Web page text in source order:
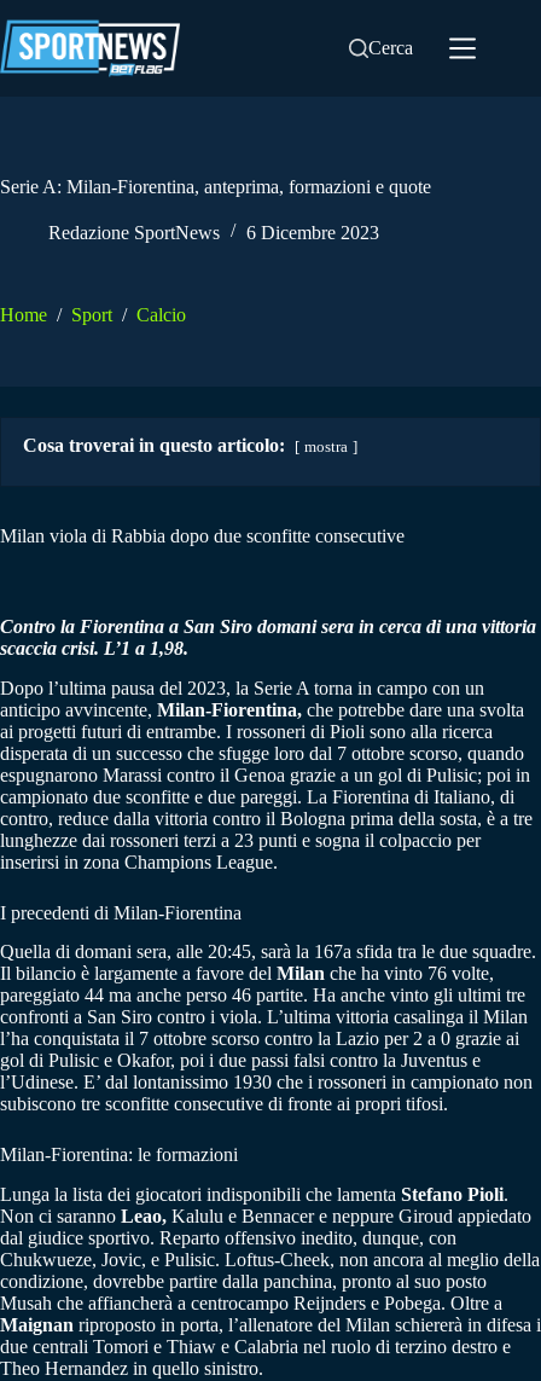
al
contenuto
Cerca
Serie A: Milan-Fiorentina, anteprima, formazioni e quote
Redazione SportNews 6 Dicembre 2023
Home / Sport / Calcio
Cosa troverai in questo articolo: mostra
Milan viola di Rabbia dopo due sconfitte consecutive
Contro la Fiorentina a San Siro domani sera in cerca di una vittoria
scaccia crisi. L’1 a 1,98.
Dopo l’ultima pausa del 2023, la Serie A torna in campo con un
anticipo avvincente, Milan-Fiorentina, che potrebbe dare una svolta
ai progetti futuri di entrambe. I rossoneri di Pioli sono alla ricerca
disperata di un successo che sfugge loro dal 7 ottobre scorso, quando
espugnarono Marassi contro il Genoa grazie a un gol di Pulisic; poi in
campionato due sconfitte e due pareggi. La Fiorentina di Italiano, di
contro, reduce dalla vittoria contro il Bologna prima della sosta, è a tre
lunghezze dai rossoneri terzi a 23 punti e sogna il colpaccio per
inserirsi in zona Champions League.
I precedenti di Milan-Fiorentina
Quella di domani sera, alle 20:45, sarà la 167a sfida tra le due squadre.
Il bilancio è largamente a favore del Milan che ha vinto 76 volte,
pareggiato 44 ma anche perso 46 partite. Ha anche vinto gli ultimi tre
confronti a San Siro contro i viola. L’ultima vittoria casalinga il Milan
l’ha conquistata il 7 ottobre scorso contro la Lazio per 2 a 0 grazie ai
gol di Pulisic e Okafor, poi i due passi falsi contro la Juventus e
l’Udinese. E’ dal lontanissimo 1930 che i rossoneri in campionato non
subiscono tre sconfitte consecutive di fronte ai propri tifosi.
Milan-Fiorentina: le formazioni
Lunga la lista dei giocatori indisponibili che lamenta Stefano Pioli.
Non ci saranno Leao, Kalulu e Bennacer e neppure Giroud appiedato
dal giudice sportivo. Reparto offensivo inedito, dunque, con
Chukwueze, Jovic, e Pulisic. Loftus-Cheek, non ancora al meglio della
condizione, dovrebbe partire dalla panchina, pronto al suo posto
Musah che affiancherà a centrocampo Reijnders e Pobega. Oltre a
Maignan riproposto in porta, l’allenatore del Milan schiererà in difesa i
due centrali Tomori e Thiaw e Calabria nel ruolo di terzino destro e
Theo Hernandez in quello sinistro.